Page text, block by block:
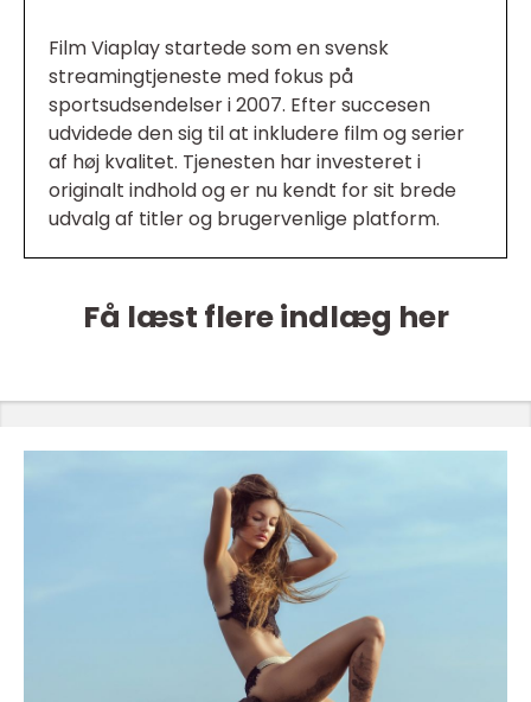
Film Viaplay startede som en svensk
streamingtjeneste med fokus på
sportsudsendelser i 2007. Efter succesen
udvidede den sig til at inkludere film og serier
af høj kvalitet. Tjenesten har investeret i
originalt indhold og er nu kendt for sit brede
udvalg af titler og brugervenlige platform.
Få læst flere indlæg her